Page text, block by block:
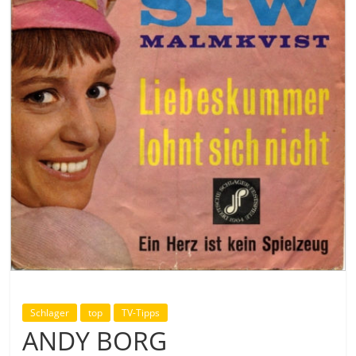
Schlager top TV-Tipps
ANDY BORG